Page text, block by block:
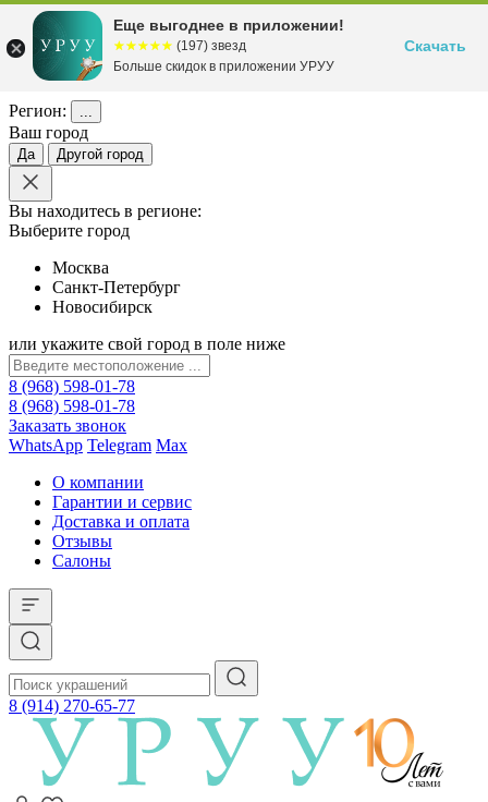
Регион: ...
Ваш город
Да Другой город
Вы находитесь в регионе:
Выберите город
Москва
Санкт-Петербург
Новосибирск
или укажите свой город в поле ниже
8 (968) 598-01-78
8 (968) 598-01-78
Заказать звонок
WhatsApp Telegram Max
О компании
Гарантии и сервис
Доставка и оплата
Отзывы
Салоны
8 (914) 270-65-77
Еще выгоднее в приложении!
☆☆☆☆☆
★★★★★ (197) звезд
Больше скидок в приложении УРУУ
Скачать